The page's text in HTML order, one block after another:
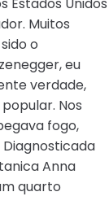
Estados Unidos
Muitos
o
eu
verdade,
Nos
fogo,
Diagnosticada
Anna
quarto